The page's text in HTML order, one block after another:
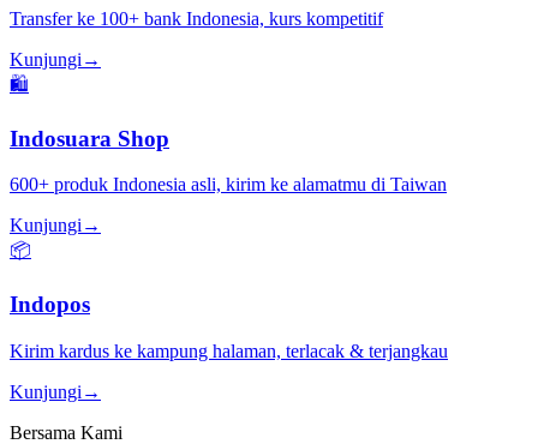
Transfer ke 100+ bank Indonesia, kurs kompetitif
Kunjungi →
🛍️
Indosuara Shop
600+ produk Indonesia asli, kirim ke alamatmu di Taiwan
Kunjungi→
📦
Indopos
Kirim kardus ke kampung halaman, terlacak & terjangkau
Kunjungi →
Bersama Kami